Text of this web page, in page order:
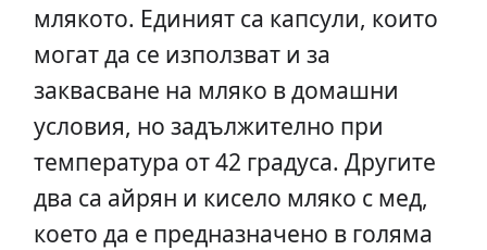
млякото. Единият са капсули, които
могат да се използват и за
заквасване на мляко в домашни
условия, но задължително при
температура от 42 градуса. Другите
два са айрян и кисело мляко с мед,
което да е предназначено в голяма